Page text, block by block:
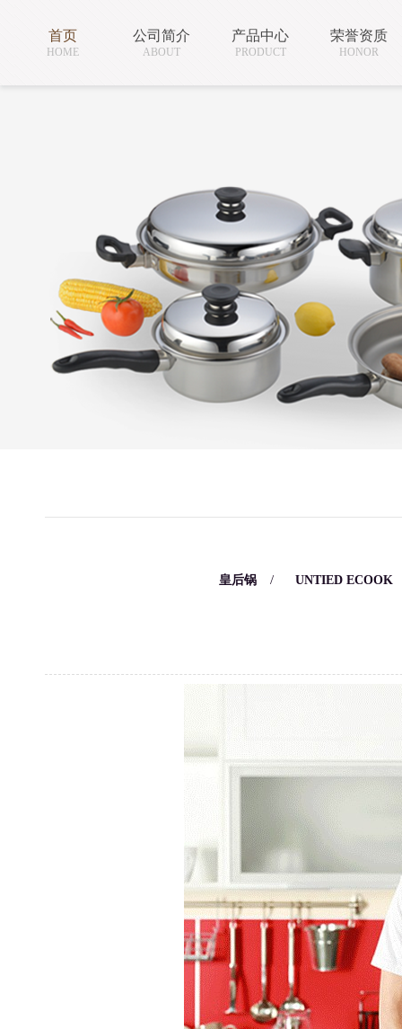
首页
HOME
公司简介
ABOUT
产品中心
PRODUCT
荣誉资质
HONOR
皇后锅 / UNTIED ECOOK